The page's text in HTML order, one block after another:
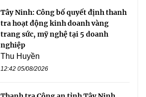
Tây Ninh: Công bố quyết định thanh
tra hoạt động kinh doanh vàng
trang sức, mỹ nghệ tại 5 doanh
nghiệp
Thu Huyền
12:42 05/08/2026